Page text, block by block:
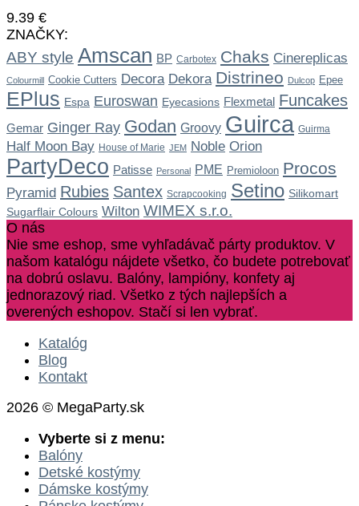
9.39 €
ZNAČKY:
ABY style Amscan BP Carbotex Chaks Cinereplicas
Colourmill Cookie Cutters Decora Dekora Distrineo Dulcop Epee
EPlus Espa Euroswan Eyecasions Flexmetal Funcakes
Gemar Ginger Ray Godan Groovy Guirca Guirma
Half Moon Bay House of Marie JEM Noble Orion
PartyDeco Patisse Personal PME Premioloon Procos
Pyramid Rubies Santex Scrapcooking Setino Silikomart
Sugarflair Colours Wilton WIMEX s.r.o.
O nás
Nie sme eshop, sme vyhľadávač párty produktov. V
našom katalógu nájdete všetko, čo budete potrebovať
na dobrú oslavu. Balóny, lampióny, konfety aj
jednorazový riad. Všetko z tých najlepších a
overených eshopov. Stačí si len vybrať.
Katalóg
Blog
Kontakt
2026 © MegaParty.sk
Vyberte si z menu:
Balóny
Detské kostýmy
Dámske kostýmy